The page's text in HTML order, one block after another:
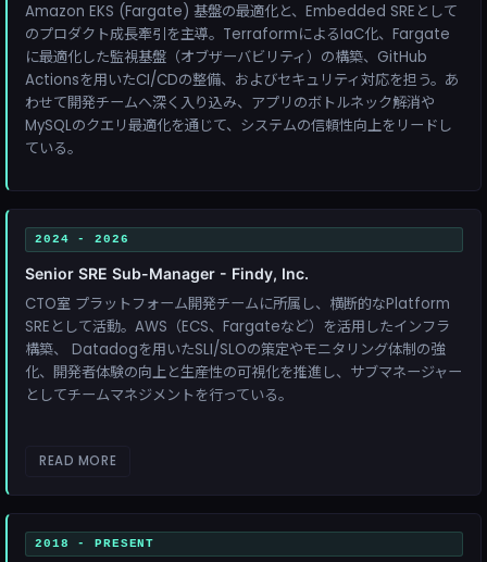
Amazon EKS (Fargate) 基盤の最適化と、Embedded SREとして
のプロダクト成長牽引を主導。TerraformによるIaC化、Fargate
に最適化した監視基盤（オブザーバビリティ）の構築、GitHub
Actionsを用いたCI/CDの整備、およびセキュリティ対応を担う。あ
わせて開発チームへ深く入り込み、アプリのボトルネック解消や
MySQLのクエリ最適化を通じて、システムの信頼性向上をリードし
ている。
2024 - 2026
Senior SRE Sub-Manager - Findy, Inc.
CTO室 プラットフォーム開発チームに所属し、横断的なPlatform
SREとして活動。AWS（ECS、Fargateなど）を活用したインフラ
構築、 Datadogを用いたSLI/SLOの策定やモニタリング体制の強
化、開発者体験の向上と生産性の可視化を推進し、サブマネージャー
としてチームマネジメントを行っている。
READ MORE
2018 - PRESENT